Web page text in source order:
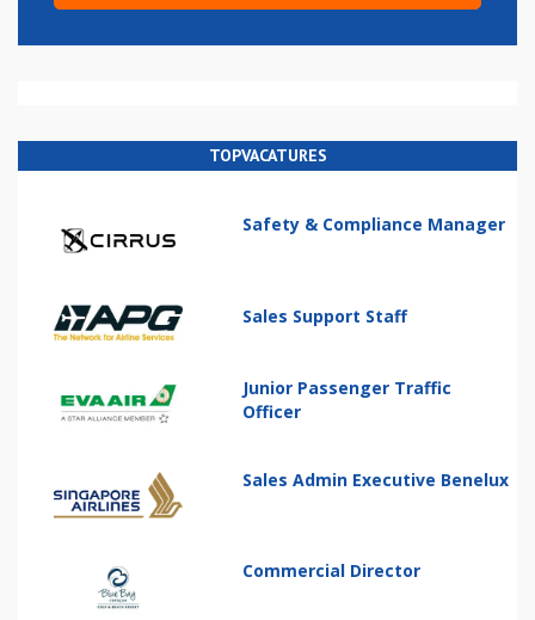
TOPVACATURES
Safety & Compliance Manager
Sales Support Staff
Junior Passenger Traffic
Officer
Sales Admin Executive Benelux
Commercial Director